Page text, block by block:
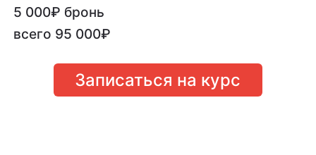
5 000₽ бронь
всего 95 000₽
Записаться на курс